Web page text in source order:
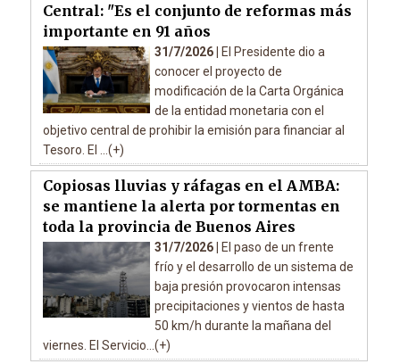
Central: "Es el conjunto de reformas más
importante en 91 años
31/7/2026 |
El Presidente dio a
conocer el proyecto de
modificación de la Carta Orgánica
de la entidad monetaria con el
objetivo central de prohibir la emisión para financiar al
Tesoro. El ...(+)
Copiosas lluvias y ráfagas en el AMBA:
se mantiene la alerta por tormentas en
toda la provincia de Buenos Aires
31/7/2026 |
El paso de un frente
frío y el desarrollo de un sistema de
baja presión provocaron intensas
precipitaciones y vientos de hasta
50 km/h durante la mañana del
viernes. El Servicio...(+)